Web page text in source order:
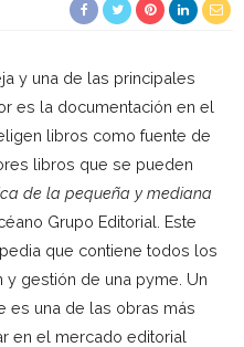
y una de las principales
es la documentación en el
libros como fuente de
libros que se pueden
de la pequeña y mediana
Grupo Editorial. Este
que contiene todos los
gestión de una pyme. Un
es una de las obras más
en el mercado editorial